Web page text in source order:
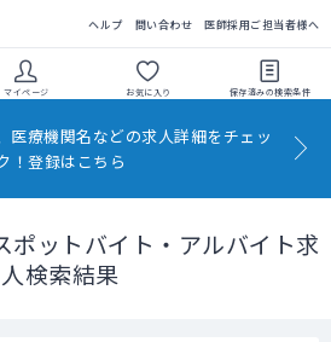
ヘルプ 問い合わせ 医師採用ご担当者様へ
マイページ お気に入り 保存済みの検索条件
医療機関名などの求人詳細をチェッ
！登録はこちら
ポットバイト・アルバイト求
人検索結果